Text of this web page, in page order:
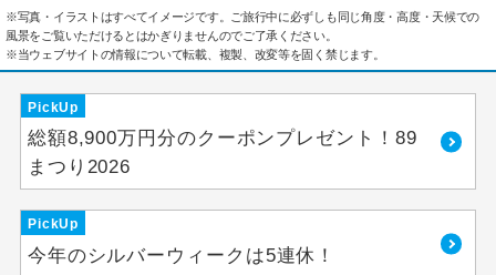
※写真・イラストはすべてイメージです。ご旅行中に必ずしも同じ角度・高度・天候での
風景をご覧いただけるとはかぎりませんのでご了承ください。
※当ウェブサイトの情報について転載、複製、改変等を固く禁じます。
PickUp
総額8,900万円分のクーポンプレゼント！89
まつり2026
PickUp
今年のシルバーウィークは5連休！